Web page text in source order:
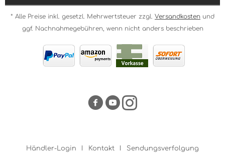
* Alle Preise inkl. gesetzl. Mehrwertsteuer zzgl. Versandkosten und
ggf. Nachnahmegebühren, wenn nicht anders beschrieben
Händler-Login Kontakt Sendungsverfolgung